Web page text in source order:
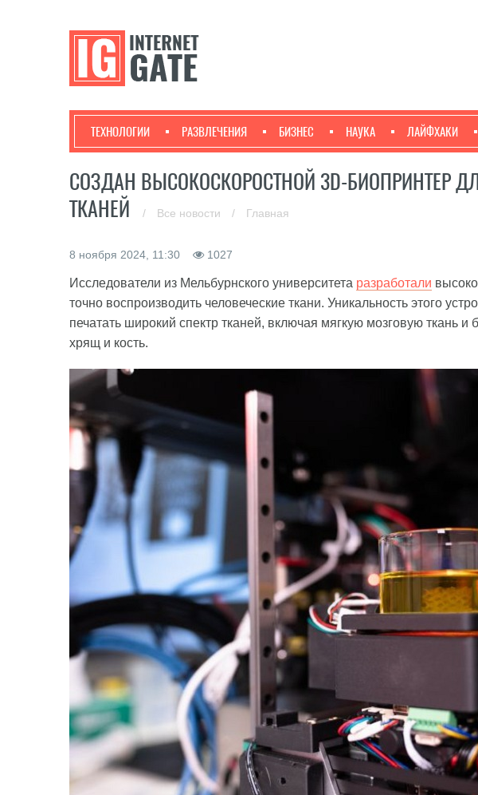
ТЕХНОЛОГИИ РАЗВЛЕЧЕНИЯ БИЗНЕС НАУКА ЛАЙФХАКИ
СОЗДАН ВЫСОКОСКОРОСТНОЙ 3D-БИОПРИНТЕР
ТКАНЕЙ
/ Все новости / Главная
8 ноября 2024, 11:30 1027
Исследователи из Мельбурнского университета разработали
точно воспроизводить человеческие ткани. Уникальность этого
печатать широкий спектр тканей, включая мягкую мозговую ткань
хрящ и кость.